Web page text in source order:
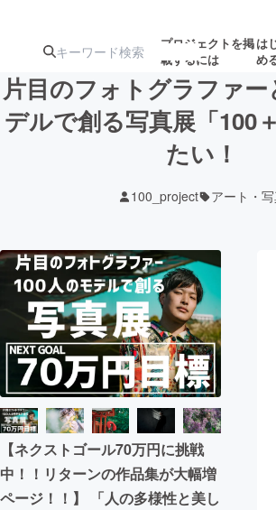
プロジェクトを掲
載するには
は
め
注目の新着プロ 募集終了
テクノロジー・ガジェット
映像・映画
ビジネス・起業
まちづくり・地域活性化
CAMPFIRE for Social Good
片目のフォトグラファー
デルで創る写真展「100
たい！
100_project アート・
【ネクストゴール70万円に挑戦
中！！リターンの作品集が大幅増
ページ！！】 「人の多様性と美し